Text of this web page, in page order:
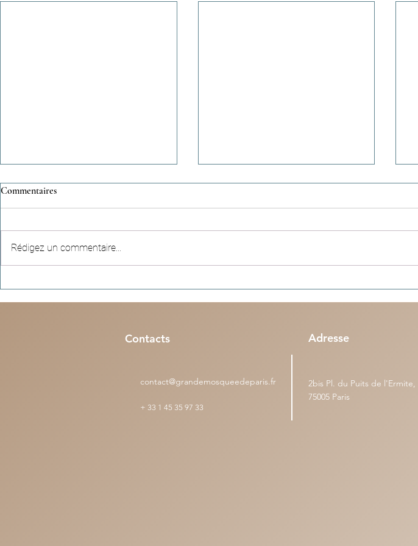
Commentaires
Rédigez un commentaire...
Contacts Adresse
contact@grandemosqueedeparis.fr
+ 33 1 45 35 97 33
2bis Pl. du Puits de l'Ermite,
75005 Paris